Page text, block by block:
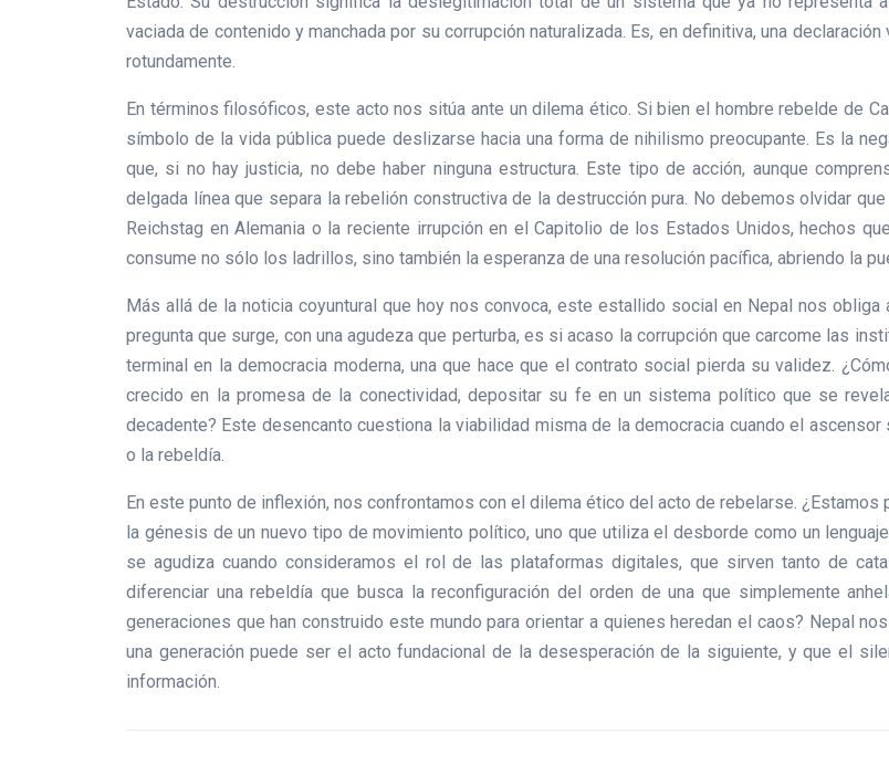
vaciada de contenido y manchada por su corrupción naturalizada. Es, en definitiva, una
rotundamente.
En términos filosóficos, este acto nos sitúa ante un dilema ético. Si bien el hombre rebelde de
símbolo de la vida pública puede deslizarse hacia una forma de nihilismo preocupante. Es la
que, si no hay justicia, no debe haber ninguna estructura. Este tipo de acción, aunque
delgada línea que separa la rebelión constructiva de la destrucción pura. No debemos olvidar
Reichstag en Alemania o la reciente irrupción en el Capitolio de los Estados Unidos, hechos
consume no sólo los ladrillos, sino también la esperanza de una resolución pacífica, abriendo la
Más allá de la noticia coyuntural que hoy nos convoca, este estallido social en Nepal nos
pregunta que surge, con una agudeza que perturba, es si acaso la corrupción que carcome las
terminal en la democracia moderna, una que hace que el contrato social pierda su validez.
crecido en la promesa de la conectividad, depositar su fe en un sistema político que se
decadente? Este desencanto cuestiona la viabilidad misma de la democracia cuando el
o la rebeldía.
En este punto de inflexión, nos confrontamos con el dilema ético del acto de rebelarse.
la génesis de un nuevo tipo de movimiento político, uno que utiliza el desborde como un
se agudiza cuando consideramos el rol de las plataformas digitales, que sirven tanto de
diferenciar una rebeldía que busca la reconfiguración del orden de una que simplemente
generaciones que han construido este mundo para orientar a quienes heredan el caos? Nepal
una generación puede ser el acto fundacional de la desesperación de la siguiente, y que el
información.